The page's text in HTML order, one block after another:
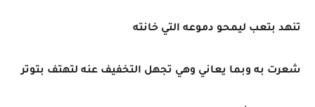
تنهد بتعب ليمحو دموعه التي خانته
شعرت به وبما يعاني وهي تجهل التخفيف عنه لتهتف بتوتر